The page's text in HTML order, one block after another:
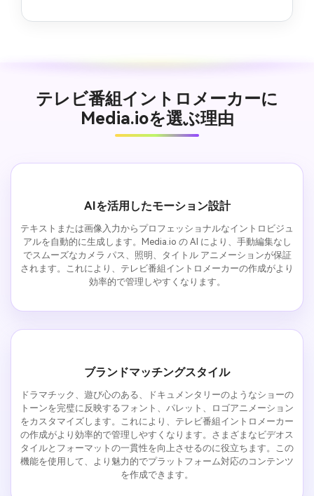
テレビ番組イントロメーカーに
Media.ioを選ぶ理由
AIを活用したモーション設計
テキストまたは画像入力からプロフェッショナルなイントロビジュ
アルを自動的に生成します。Media.io の AI により、手動編集なし
でスムーズなカメラ パス、照明、タイトル アニメーションが保証
されます。これにより、テレビ番組イントロメーカーの作成がより
効率的で管理しやすくなります。
ブランドマッチングスタイル
ドラマチック、遊び心のある、ドキュメンタリーのようなショーの
トーンを完璧に反映するフォント、パレット、ロゴアニメーション
をカスタマイズします。これにより、テレビ番組イントロメーカー
の作成がより効率的で管理しやすくなります。さまざまなビデオス
タイルとフォーマットの一貫性を向上させるのに役立ちます。この
機能を使用して、より魅力的でプラットフォーム対応のコンテンツ
を作成できます。